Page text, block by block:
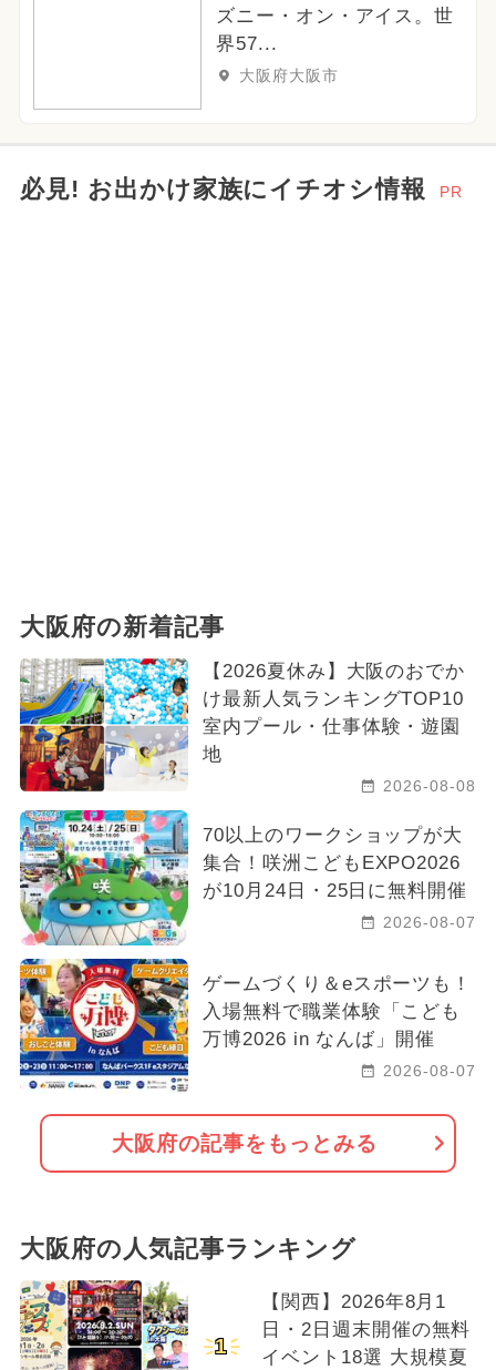
ズニー・オン・アイス。世
界57...
大阪府大阪市
必見! お出かけ家族にイチオシ情報 PR
大阪府の新着記事
【2026夏休み】大阪のおでか
け最新人気ランキングTOP10
室内プール・仕事体験・遊園
地
2026-08-08
70以上のワークショップが大
集合！咲洲こどもEXPO2026
が10月24日・25日に無料開催
2026-08-07
ゲームづくり＆eスポーツも！
入場無料で職業体験「こども
万博2026 in なんば」開催
2026-08-07
大阪府の記事をもっとみる
大阪府の人気記事ランキング
1
【関西】2026年8月1
日・2日週末開催の無料
イベント18選 大規模夏